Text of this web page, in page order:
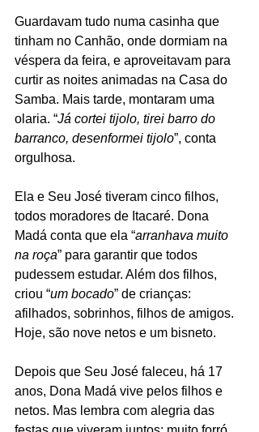
Guardavam tudo numa casinha que
tinham no Canhão, onde dormiam na
véspera da feira, e aproveitavam para
curtir as noites animadas na Casa do
Samba. Mais tarde, montaram uma
olaria. “Já cortei tijolo, tirei barro do
barranco, desenformei tijolo”, conta
orgulhosa.
Ela e Seu José tiveram cinco filhos,
todos moradores de Itacaré. Dona
Madá conta que ela “arranhava muito
na roça” para garantir que todos
pudessem estudar. Além dos filhos,
criou “um bocado” de crianças:
afilhados, sobrinhos, filhos de amigos.
Hoje, são nove netos e um bisneto.
Depois que Seu José faleceu, há 17
anos, Dona Madá vive pelos filhos e
netos. Mas lembra com alegria das